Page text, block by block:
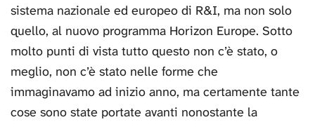
sistema nazionale ed europeo di R&I, ma non solo
quello, al nuovo programma Horizon Europe. Sotto
molto punti di vista tutto questo non c’è stato, o
meglio, non c’è stato nelle forme che
immaginavamo ad inizio anno, ma certamente tante
cose sono state portate avanti nonostante la